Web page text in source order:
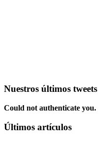
Nuestros últimos tweets
Could not authenticate you.
Últimos artículos